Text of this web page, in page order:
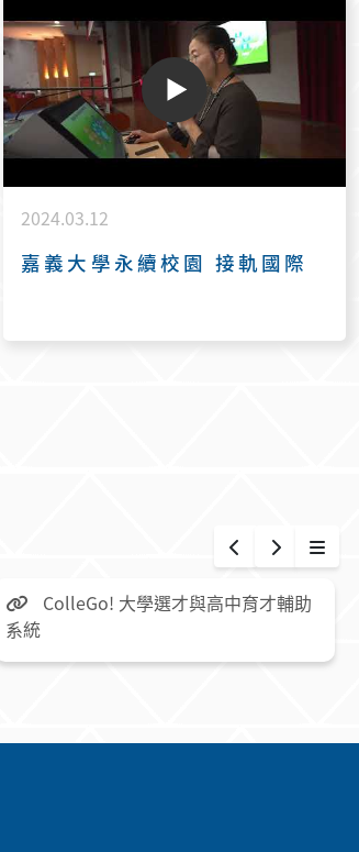
2024.03.12
嘉義大學永續校園 接軌國際
更
ColleGo! 大學選才與高中育才輔助
系統